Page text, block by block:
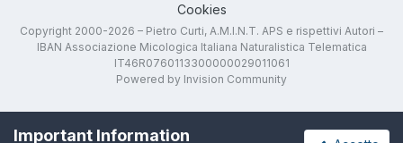
Cookies
Copyright 2000-2026 – Pietro Curti, A.M.I.N.T. APS e rispettivi Autori –
IBAN Associazione Micologica Italiana Naturalistica Telematica
IT46R0760113300000029011061
Powered by Invision Community
Important Information